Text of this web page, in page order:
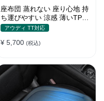
座布団 蒸れない 座り心地 持
ち運びやすい 涼感 薄いTPR
ジェル内蔵 多用途
アウディ TT対応
¥ 5,700 (税込)